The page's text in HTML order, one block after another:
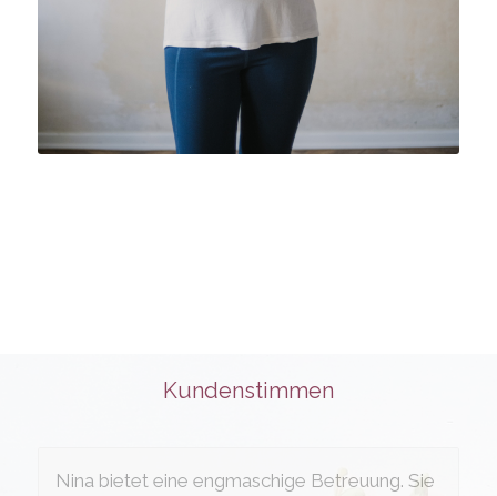
Kundenstimmen
Nina bietet eine engmaschige Betreuung. Sie